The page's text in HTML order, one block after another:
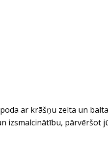
ar krāšņu zelta un
izsmalcinātību, pārvēršot